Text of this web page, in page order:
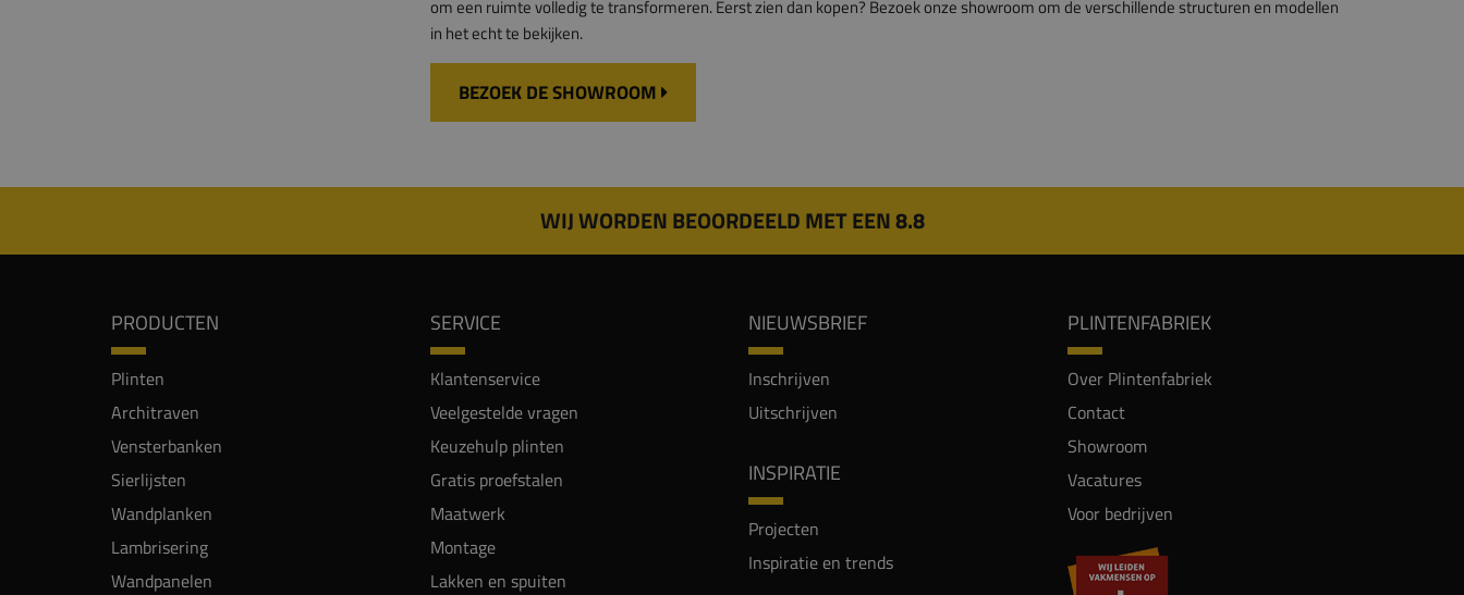
om een ruimte volledig te transformeren. Eerst zien dan kopen? Bezoek onze showroom om de verschillende structuren en modellen
in het echt te bekijken.
BEZOEK DE SHOWROOM
WIJ WORDEN BEOORDEELD MET EEN 8.8
PRODUCTEN
Plinten
Architraven
Vensterbanken
Sierlijsten
Wandplanken
Lambrisering
Wandpanelen
SERVICE
Klantenservice
Veelgestelde vragen
Keuzehulp plinten
Gratis proefstalen
Maatwerk
Montage
Lakken en spuiten
NIEUWSBRIEF
Inschrijven
Uitschrijven
INSPIRATIE
Projecten
Inspiratie en trends
PLINTENFABRIEK
Over Plintenfabriek
Contact
Showroom
Vacatures
Voor bedrijven